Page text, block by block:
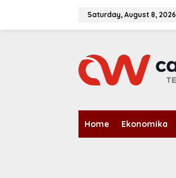
Saturday, August 8, 2026
Home Ekonomika